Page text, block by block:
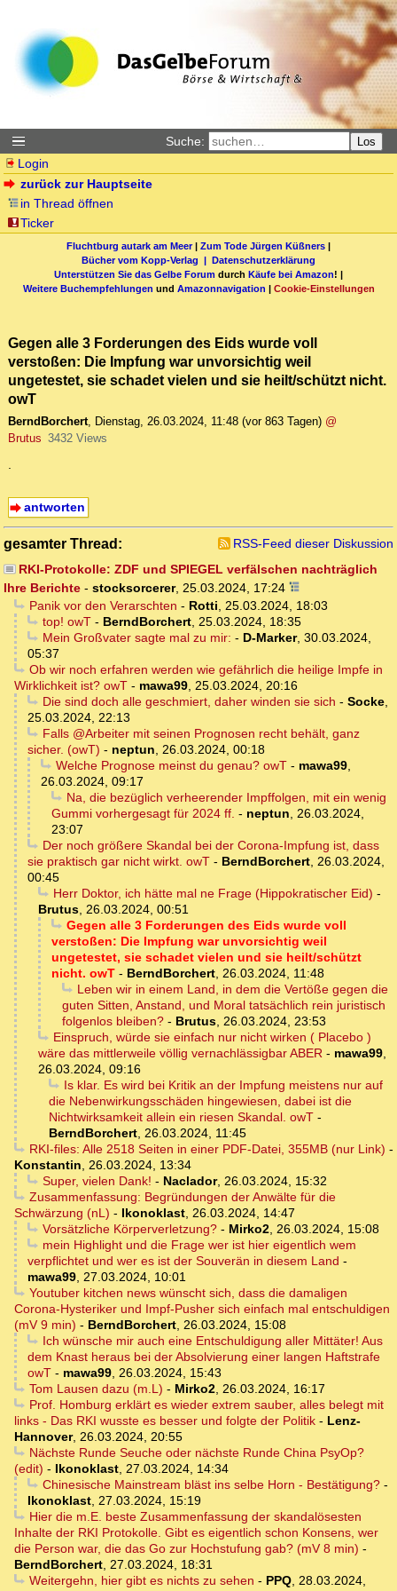
Suche: Los
Login
zurück zur Hauptseite
in Thread öffnen
Ticker
Fluchtburg autark am Meer| Zum Tode Jürgen Küßners |
Bücher vom Kopp-Verlag | Datenschutzerklärung
Unterstützen Sie das Gelbe Forum durch Käufe bei Amazon! |
Weitere Buchempfehlungen und Amazonnavigation | Cookie-Einstellungen
Gegen alle 3 Forderungen des Eids wurde voll
verstoßen: Die Impfung war unvorsichtig weil
ungetestet, sie schadet vielen und sie heilt/schützt nicht.
owT
BerndBorchert, Dienstag, 26.03.2024, 11:48 (vor 863 Tagen) @
Brutus 3432 Views
.
antworten
gesamter Thread:
RSS-Feed dieser Diskussion
RKI-Protokolle: ZDF und SPIEGEL verfälschen nachträglich
Ihre Berichte - stocksorcerer, 25.03.2024, 17:24
Panik vor den Verarschten - Rotti, 25.03.2024, 18:03
top! owT- BerndBorchert, 25.03.2024, 18:35
Mein Großvater sagte mal zu mir: - D-Marker, 30.03.2024,
05:37
Ob wir noch erfahren werden wie gefährlich die heilige Impfe in
Wirklichkeit ist? owT - mawa99, 25.03.2024, 20:16
Die sind doch alle geschmiert, daher winden sie sich - Socke,
25.03.2024, 22:13
Falls @Arbeiter mit seinen Prognosen recht behält, ganz
sicher. (owT) - neptun, 26.03.2024, 00:18
Welche Prognose meinst du genau? owT- mawa99,
26.03.2024, 09:17
Na, die bezüglich verheerender Impffolgen, mit ein wenig
Gummi vorhergesagt für 2024 ff. - neptun, 26.03.2024,
23:07
Der noch größere Skandal bei der Corona-Impfung ist, dass
sie praktisch gar nicht wirkt. owT - BerndBorchert, 26.03.2024,
00:45
Herr Doktor, ich hätte mal ne Frage (Hippokratischer Eid) -
Brutus, 26.03.2024, 00:51
Gegen alle 3 Forderungen des Eids wurde voll
verstoßen: Die Impfung war unvorsichtig weil
ungetestet, sie schadet vielen und sie heilt/schützt
nicht. owT - BerndBorchert, 26.03.2024, 11:48
Leben wir in einem Land, in dem die Vertöße gegen die
guten Sitten, Anstand, und Moral tatsächlich rein juristisch
folgenlos bleiben? - Brutus, 26.03.2024, 23:53
Einspruch, würde sie einfach nur nicht wirken ( Placebo )
wäre das mittlerweile völlig vernachlässigbar ABER - mawa99,
26.03.2024, 09:16
Is klar. Es wird bei Kritik an der Impfung meistens nur auf
die Nebenwirkungsschäden hingewiesen, dabei ist die
Nichtwirksamkeit allein ein riesen Skandal. owT -
BerndBorchert, 26.03.2024, 11:45
RKI-files: Alle 2518 Seiten in einer PDF-Datei, 355MB (nur Link) -
Konstantin, 26.03.2024, 13:34
Super, vielen Dank! - Naclador, 26.03.2024, 15:32
Zusammenfassung: Begründungen der Anwälte für die
Schwärzung (nL) - Ikonoklast, 26.03.2024, 14:47
Vorsätzliche Körperverletzung?- Mirko2, 26.03.2024, 15:08
mein Highlight und die Frage wer ist hier eigentlich wem
verpflichtet und wer es ist der Souverän in diesem Land -
mawa99, 27.03.2024, 10:01
Youtuber kitchen news wünscht sich, dass die damaligen
Corona-Hysteriker und Impf-Pusher sich einfach mal entschuldigen
(mV 9 min) - BerndBorchert, 26.03.2024, 15:08
Ich wünsche mir auch eine Entschuldigung aller Mittäter! Aus
dem Knast heraus bei der Absolvierung einer langen Haftstrafe
owT - mawa99, 26.03.2024, 15:43
Tom Lausen dazu (m.L) - Mirko2, 26.03.2024, 16:17
Prof. Homburg erklärt es wieder extrem sauber, alles belegt mit
links - Das RKI wusste es besser und folgte der Politik - Lenz-
Hannover, 26.03.2024, 20:55
Nächste Runde Seuche oder nächste Runde China PsyOp?
(edit) - Ikonoklast, 27.03.2024, 14:34
Chinesische Mainstream bläst ins selbe Horn - Bestätigung?-
Ikonoklast, 27.03.2024, 15:19
Hier die m.E. beste Zusammenfassung der skandalösesten
Inhalte der RKI Protokolle. Gibt es eigentlich schon Konsens, wer
die Person war, die das Go zur Hochstufung gab? (mV 8 min) -
BerndBorchert, 27.03.2024, 18:31
Weitergehn, hier gibt es nichts zu sehen - PPQ, 28.03.2024,